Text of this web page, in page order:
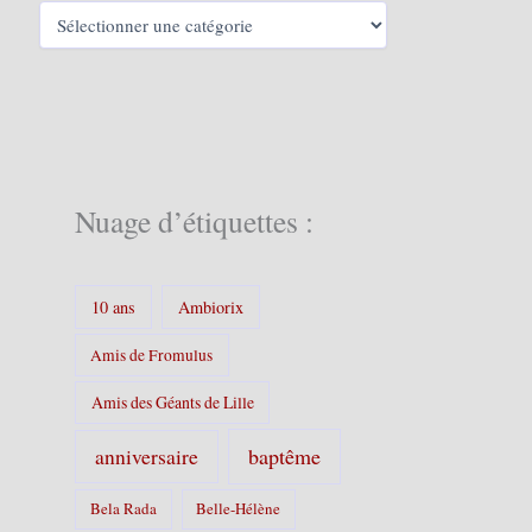
C
Nuage d’étiquettes :
10 ans Ambiorix
Amis de Fromulus
Amis des Géants de Lille
anniversaire baptême
Bela Rada Belle-Hélène